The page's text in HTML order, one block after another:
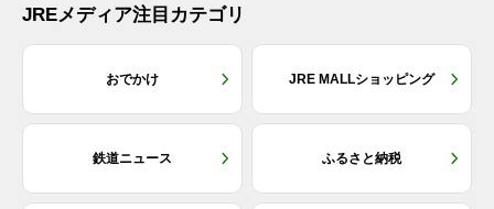
JREメディア注目カテゴリ
おでかけ JRE MALLショッピング
鉄道ニュース ふるさと納税